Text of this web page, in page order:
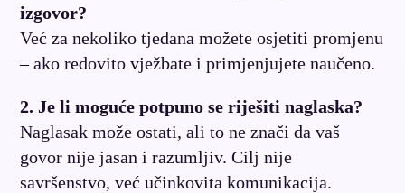
izgovor?
Već za nekoliko tjedana možete osjetiti promjenu
– ako redovito vježbate i primjenjujete naučeno.
2. Je li moguće potpuno se riješiti naglaska?
Naglasak može ostati, ali to ne znači da vaš
govor nije jasan i razumljiv. Cilj nije
savršenstvo, već učinkovita komunikacija.